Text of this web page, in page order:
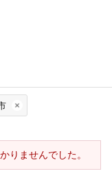
りませんでした。